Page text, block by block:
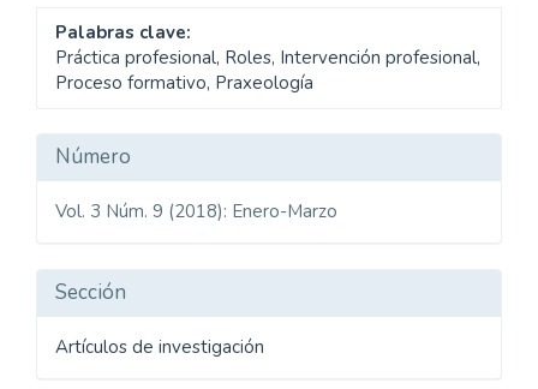
Palabras clave:
Práctica profesional, Roles, Intervención profesional,
Proceso formativo, Praxeología
Detalles
del
Número
Vol. 3 Núm. 9 (2018): Enero-Marzo
Sección
Artículos de investigación